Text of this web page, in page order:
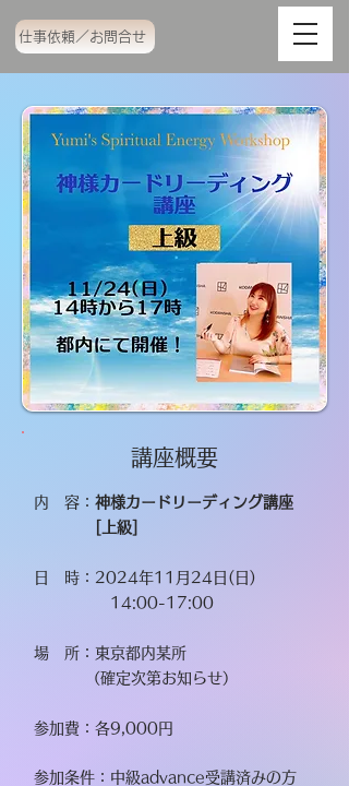
仕事依頼／お問合せ
講座概要
内 容： 神様カードリーディング講座
[上級]
日 時：2024年11月24日(日)
14:00-17:00
場 所：東京都内某所
（確定次第お知らせ）
参加費：各9,000円
参加条件：中級advance受講済みの方